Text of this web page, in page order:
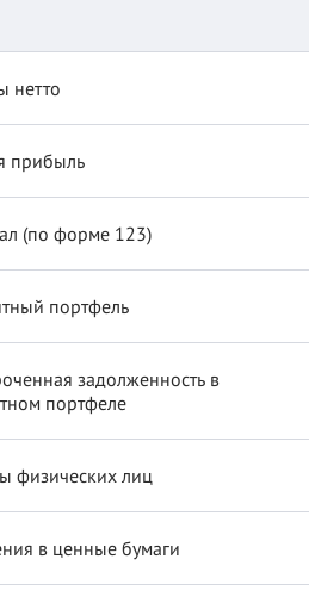
нетто
прибыль
(по форме 123)
портфель
задолженность в
портфеле
физических лиц
в ценные бумаги